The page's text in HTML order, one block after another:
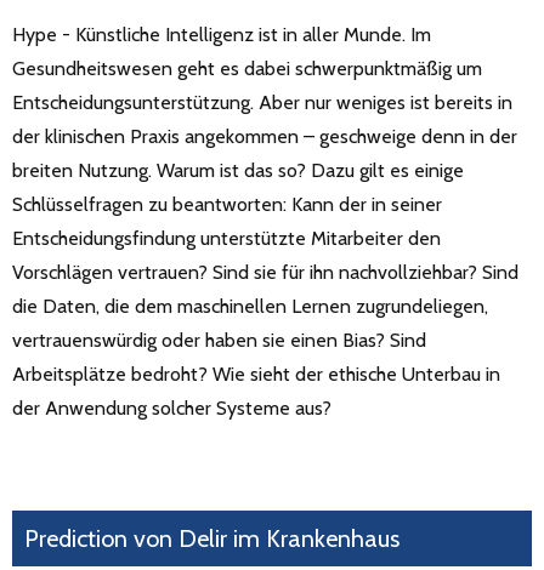
Hype - Künstliche Intelligenz ist in aller Munde. Im
Gesundheitswesen geht es dabei schwerpunktmäßig um
Entscheidungsunterstützung. Aber nur weniges ist bereits in
der klinischen Praxis angekommen – geschweige denn in der
breiten Nutzung. Warum ist das so? Dazu gilt es einige
Schlüsselfragen zu beantworten: Kann der in seiner
Entscheidungsfindung unterstützte Mitarbeiter den
Vorschlägen vertrauen? Sind sie für ihn nachvollziehbar? Sind
die Daten, die dem maschinellen Lernen zugrundeliegen,
vertrauenswürdig oder haben sie einen Bias? Sind
Arbeitsplätze bedroht? Wie sieht der ethische Unterbau in
der Anwendung solcher Systeme aus?
Prediction von Delir im Krankenhaus